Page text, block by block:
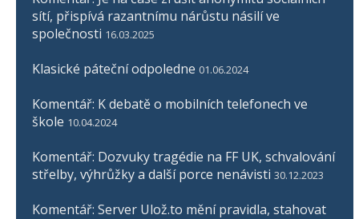
sítí, přispívá razantnímu nárůstu násilí ve
společnosti 16.03.2025
Klasické páteční odpoledne 01.06.2024
Komentář: K debatě o mobilních telefonech ve
škole 10.04.2024
Komentář: Dozvuky tragédie na FF UK, schvalování
střelby, výhrůžky a další porce nenávisti 30.12.2023
Komentář: Server Ulož.to mění pravidla, stahovat